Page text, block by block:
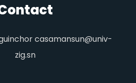
casamansun@univ-
zig.sn